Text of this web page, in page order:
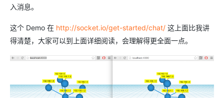
入消息。
这个 Demo 在 http://socket.io/get-started/chat/ 这上面比我讲
得清楚，大家可以到上面详细阅读，会理解得更全面一点。